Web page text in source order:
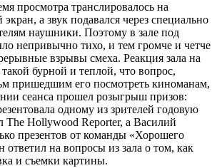
просмотра транслировалось на
а звук подавался через специально
наушники. Поэтому в зале под
непривычно тихо, и тем громче и четче
взрывы смеха. Реакция зала на
бурной и теплой, что вопрос,
пришедшим его посмотреть киноманам,
сеанса прошел розыгрыш призов:
одному из зрителей годовую
The Hollywood Reporter, а Василий
презентов от команды «Хорошего
ответил на вопросы из зала о том, как
и съемки картины.